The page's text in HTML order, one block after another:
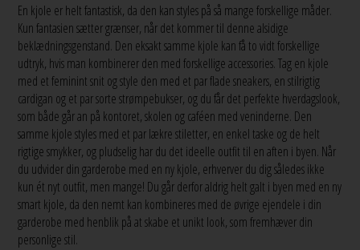
En kjole er helt fantastisk, da den kan styles på så mange forskellige måder.
Kun fantasien sætter grænser, når det kommer til denne alsidige
beklædningsgenstand. Den eksakt samme kjole kan få to vidt forskellige
udtryk, hvis man kombinerer den med forskellige accessories. Tag en kjole
med et feminint snit og style den med et par flade sneakers, en stilrigtig
cardigan og et par sorte strømpebukser, og du får det perfekte hverdagslook,
som både går an på kontoret, skolen og caféen med veninderne. Den
samme kjole styles med et par lækre stiletter, en enkel taske og de helt
rigtige smykker, og pludselig har du det ideelle outfit til en aften i byen. Når
du udvider din garderobe med en ny kjole, erhverver du dig således ikke
kun ét nyt outfit, men mange! Du går derfor aldrig helt galt i byen med en ny
smart kjole, da den nemt kan kombineres med de øvrige ejendele i din
garderobe med henblik på at skabe et unikt look, som fremhæver din
personlige stil.